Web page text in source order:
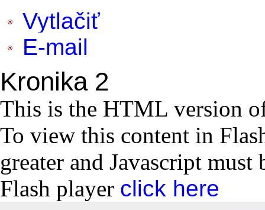
Vytlačiť
E-mail
Kronika 2
This is the HTML version
To view this content in
greater and Javascript
Flash player click here